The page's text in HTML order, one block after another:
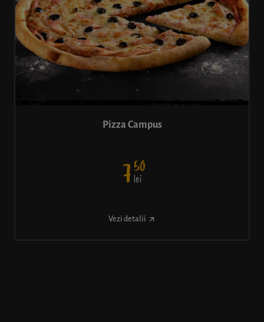
Pizza Campus
750
lei
Vezi detalii